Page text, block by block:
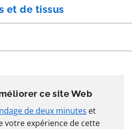
et de tissus
ce site Web
de deux minutes et
votre expérience de cette